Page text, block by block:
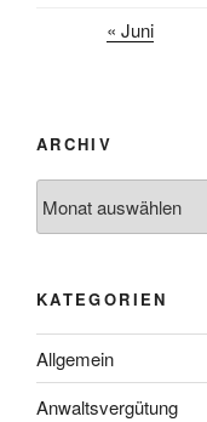
« Juni
ARCHIV
KATEGORIEN
Allgemein
Anwaltsvergütung